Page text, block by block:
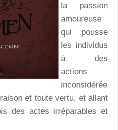
la passion
amoureuse
qui pousse
les individus
à des
actions
inconsidérée
et toute vertu, et allant
des actes irréparables et